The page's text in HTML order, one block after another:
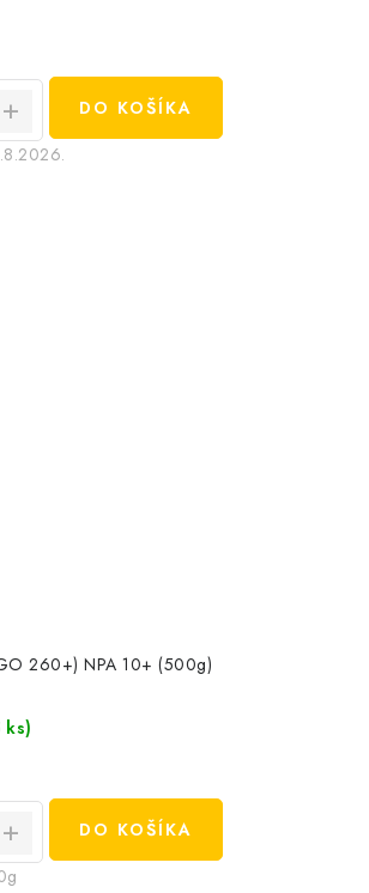
DO KOŠÍKA
260+) NPA 10+ (500g)
ks)
DO KOŠÍKA